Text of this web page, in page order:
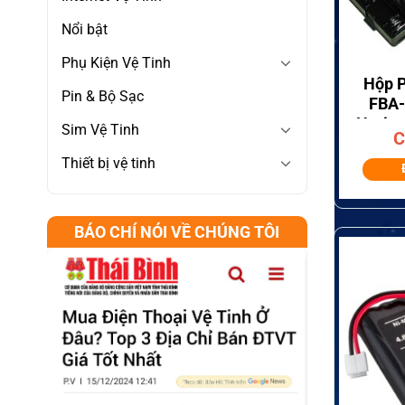
Nổi bật
Phụ Kiện Vệ Tinh
Pin & Bộ Sạc
Sim Vệ Tinh
Thiết bị vệ tinh
BÁO CHÍ NÓI VỀ CHÚNG TÔI
Hộp